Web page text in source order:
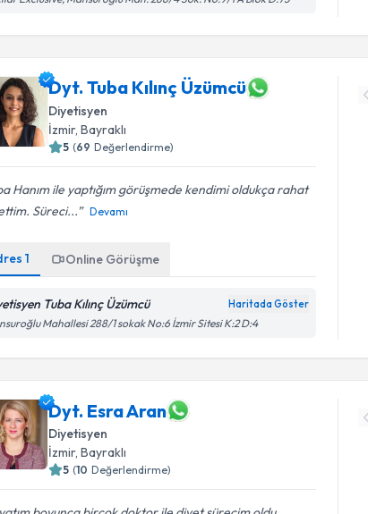
Dyt. Tuba Kılınç Üzümcü
Diyetisyen
İzmir, Bayraklı
5 (69 Değerlendirme)
Hanım ile yaptığım görüşmede kendimi oldukça rahat
Süreci...
Devamı
1 Online Görüşme
Tuba Kılınç Üzümcü Haritada Göster
Mahallesi 288/1 sokak No:6 İzmir Sitesi K:2 D:4
Dyt. Esra Aran
Diyetisyen
İzmir, Bayraklı
5 (10 Değerlendirme)